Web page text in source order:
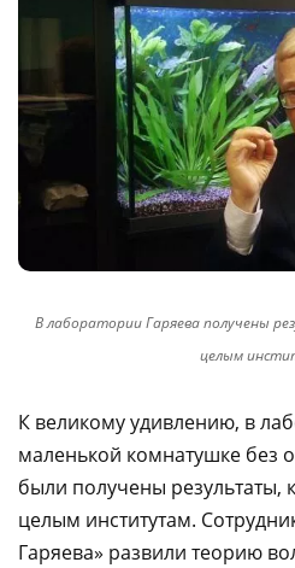
В лаборатории Гаряева получены
целым
К великому удивлению, в
маленькой комнатушке без
были получены результаты,
целым институтам.
Гаряева» развили теорию